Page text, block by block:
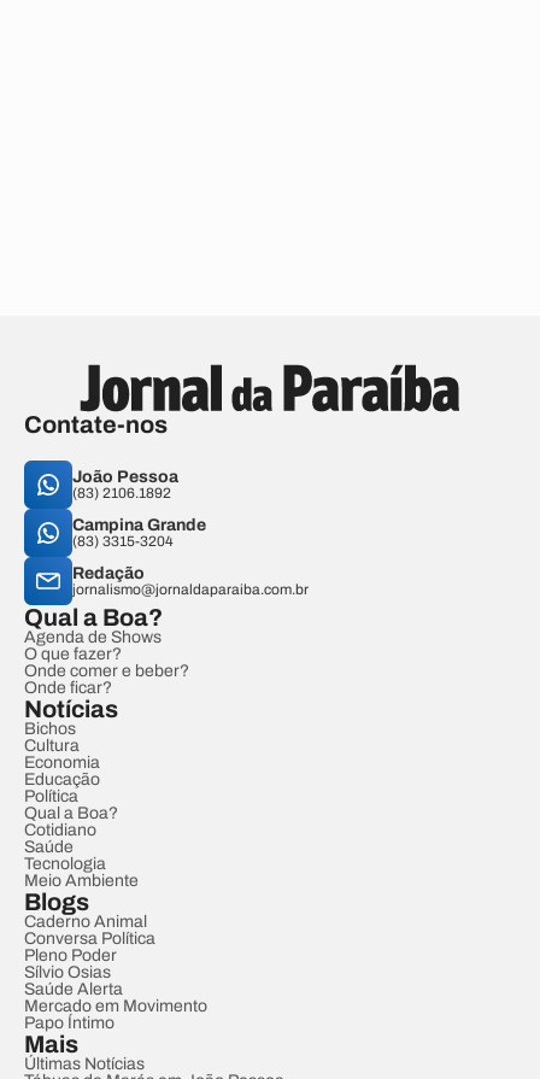
Contate-nos
João Pessoa
(83) 2106.1892
Campina Grande
(83) 3315-3204
Redação
jornalismo@jornaldaparaiba.com.br
Qual a Boa?
Agenda de Shows
O que fazer?
Onde comer e beber?
Onde ficar?
Notícias
Bichos
Cultura
Economia
Educação
Política
Qual a Boa?
Cotidiano
Saúde
Tecnologia
Meio Ambiente
Blogs
Caderno Animal
Conversa Política
Pleno Poder
Sílvio Osias
Saúde Alerta
Mercado em Movimento
Papo Íntimo
Mais
Últimas Notícias